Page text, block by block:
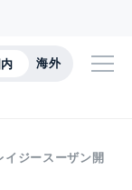
海外
イジースーザン開